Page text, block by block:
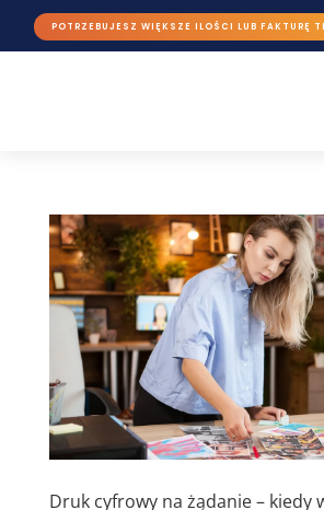
POTRZEBUJESZ WIĘKSZE ILOŚCI LUB FAKTURĘ
Druk cyfrowy na żądanie – kiedy